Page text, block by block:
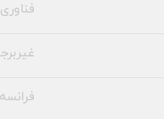
فرانسه طرح